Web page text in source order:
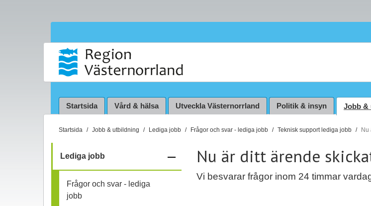
Startsida Vård & hälsa Utveckla Västernorrland Politik & insyn Jobb &
D
ä
r
Startsida Jobb & utbildning Lediga jobb Frågor och svar - lediga jobb Teknisk support lediga jobb Nu
Lediga jobb
–
Frågor och svar - lediga
jobb
Nu är ditt ärende
Vi besvarar frågor inom 24 timmar